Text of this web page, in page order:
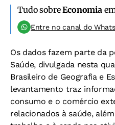
Tudo sobreEconomia
Entre no canal do
Os dados fazem parte da
Saúde, divulgada nesta
Brasileiro de Geografia e
levantamento traz
consumo e o comércio
relacionados à saúde,